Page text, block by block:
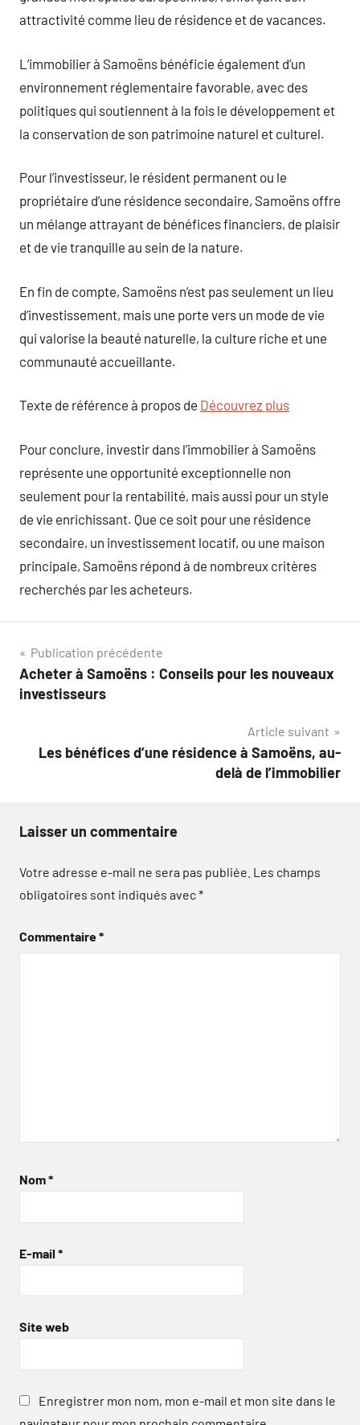
attractivité comme lieu de résidence et de vacances.
L’immobilier à Samoëns bénéficie également d’un
environnement réglementaire favorable, avec des
politiques qui soutiennent à la fois le développement et
la conservation de son patrimoine naturel et culturel.
Pour l’investisseur, le résident permanent ou le
propriétaire d’une résidence secondaire, Samoëns offre
un mélange attrayant de bénéfices financiers, de plaisir
et de vie tranquille au sein de la nature.
En fin de compte, Samoëns n’est pas seulement un lieu
d’investissement, mais une porte vers un mode de vie
qui valorise la beauté naturelle, la culture riche et une
communauté accueillante.
Texte de référence à propos de Découvrez plus
Pour conclure, investir dans l’immobilier à Samoëns
représente une opportunité exceptionnelle non
seulement pour la rentabilité, mais aussi pour un style
de vie enrichissant. Que ce soit pour une résidence
secondaire, un investissement locatif, ou une maison
principale, Samoëns répond à de nombreux critères
recherchés par les acheteurs.
Navigation
de
Publication précédente
Acheter à Samoëns : Conseils pour les nouveaux
investisseurs
Article suivant
Les bénéfices d’une résidence à Samoëns, au-
delà de l’immobilier
Laisser un commentaire
Votre adresse e-mail ne sera pas publiée. Les champs
obligatoires sont indiqués avec*
Commentaire*
Nom*
E-mail *
Site web
Enregistrer mon nom, mon e-mail et mon site dans le